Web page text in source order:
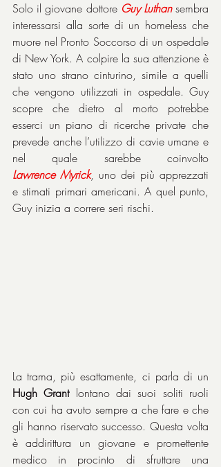
Solo il giovane dottore Guy Luthan sembra
interessarsi alla sorte di un homeless che
muore nel Pronto Soccorso di un ospedale
di New York. A colpire la sua attenzione è
stato uno strano cinturino, simile a quelli
che vengono utilizzati in ospedale. Guy
scopre che dietro al morto potrebbe
esserci un piano di ricerche private che
prevede anche l’utilizzo di cavie umane e
Lawrence Myrick, uno dei più apprezzati
e stimati primari americani. A quel punto,
Guy inizia a correre seri rischi.
Hugh Grant lontano dai suoi soliti ruoli
con cui ha avuto sempre a che fare e che
gli hanno riservato successo. Questa volta
è addirittura un giovane e promettente
medico in procinto di sfruttare una